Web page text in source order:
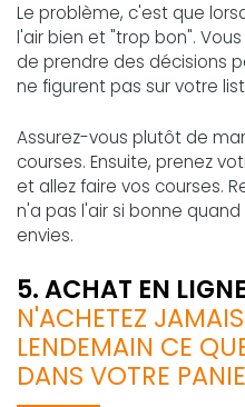
Le problème, c'est que
l'air bien et "trop bon".
de prendre des décisions
ne figurent pas sur votre
Assurez-vous plutôt de
courses. Ensuite, prenez
et allez faire vos courses.
n'a pas l'air si bonne
envies.
5. ACHAT EN
N'ACHETEZ
LENDEMAIN CE
DANS VOTRE